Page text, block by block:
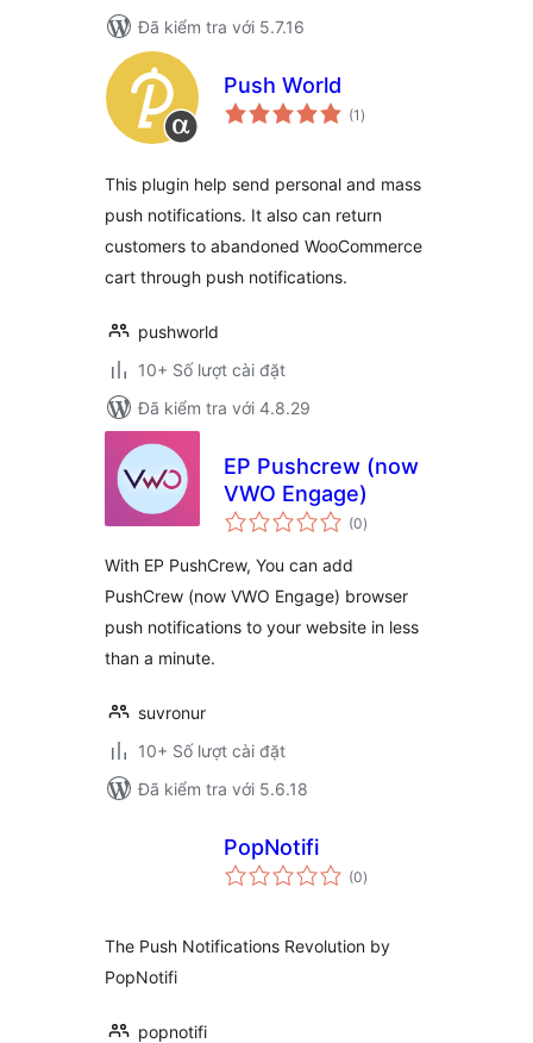
Đã kiểm tra với 5.7.16
Push World
(1 tổng
đánh
)
This plugin help send personal and mass
push notifications. It also can return
customers to abandoned WooCommerce
cart through push notifications.
pushworld
10+ Số lượt cài đặt
Đã kiểm tra với 4.8.29
EP Pushcrew (now
VWO Engage)
(0tổng
đánh
)
With EP PushCrew, You can add
PushCrew (now VWO Engage) browser
push notifications to your website in less
than a minute.
suvronur
10+ Số lượt cài đặt
Đã kiểm tra với 5.6.18
PopNotifi
(0tổng
đánh
)
The Push Notifications Revolution by
PopNotifi
popnotifi